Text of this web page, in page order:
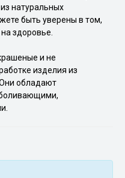
натуральных
быть уверены в том,
здоровье.
и не
изделия из
обладают